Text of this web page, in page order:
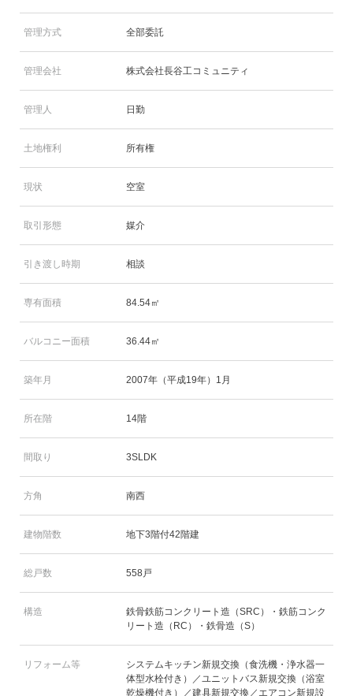
管理方式 全部委託
管理会社 株式会社長谷工コミュニティ
管理人 日勤
土地権利 所有権
現状 空室
取引形態 媒介
引き渡し時期 相談
専有面積 84.54㎡
バルコニー面積 36.44㎡
築年月 2007年（平成19年）1月
所在階 14階
間取り 3SLDK
方角 南西
建物階数 地下3階付42階建
総戸数 558戸
構造
鉄骨鉄筋コンクリート造（SRC）・鉄筋コンク
リート造（RC）・鉄骨造（S）
リフォーム等
システムキッチン新規交換（食洗機・浄水器一
体型水栓付き）／ユニットバス新規交換（浴室
乾燥機付き）／建具新規交換／エアコン新規設